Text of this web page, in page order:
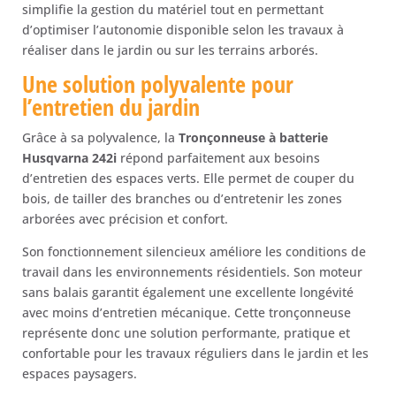
simplifie la gestion du matériel tout en permettant
d’optimiser l’autonomie disponible selon les travaux à
réaliser dans le jardin ou sur les terrains arborés.
Une solution polyvalente pour
l’entretien du jardin
Grâce à sa polyvalence, la Tronçonneuse à batterie
Husqvarna 242i répond parfaitement aux besoins
d’entretien des espaces verts. Elle permet de couper du
bois, de tailler des branches ou d’entretenir les zones
arborées avec précision et confort.
Son fonctionnement silencieux améliore les conditions de
travail dans les environnements résidentiels. Son moteur
sans balais garantit également une excellente longévité
avec moins d’entretien mécanique. Cette tronçonneuse
représente donc une solution performante, pratique et
confortable pour les travaux réguliers dans le jardin et les
espaces paysagers.